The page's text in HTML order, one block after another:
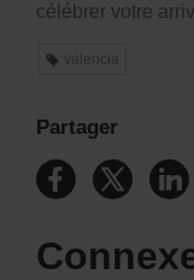
célébrer votre
valencia
Partager